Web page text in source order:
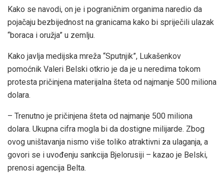
Kako se navodi, on je i pograničnim organima naredio da
pojačaju bezbijednost na granicama kako bi spriječili ulazak
“boraca i oružja” u zemlju.
Kako javlja medijska mreža “Sputnjik”, Lukašenkov
pomoćnik Valeri Belski otkrio je da je u neredima tokom
protesta pričinjena materijalna šteta od najmanje 500 miliona
dolara.
– Trenutno je pričinjena šteta od najmanje 500 miliona
dolara. Ukupna cifra mogla bi da dostigne milijarde. Zbog
ovog uništavanja nismo više toliko atraktivni za ulaganja, a
govori se i uvođenju sankcija Bjelorusiji – kazao je Belski,
prenosi agencija Belta.